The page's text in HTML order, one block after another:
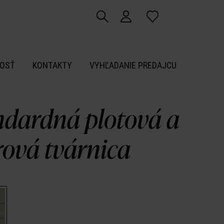
KONTAKTY VYHĽADANIE PREDAJCU
plotová a
tvárnica